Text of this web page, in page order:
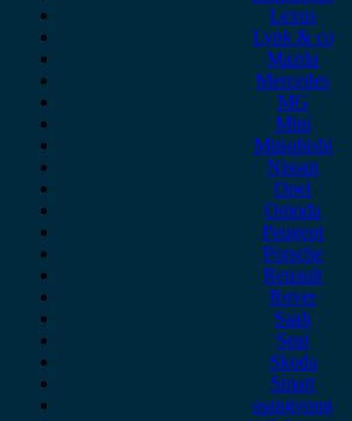
Lexus
Lynk & co
Mazda
Mercedes
MG
Mini
Mitsubishi
Nissan
Opel
Omoda
Peugeot
Porsche
Renault
Rover
Saab
Seat
Skoda
Smart
ssangyong